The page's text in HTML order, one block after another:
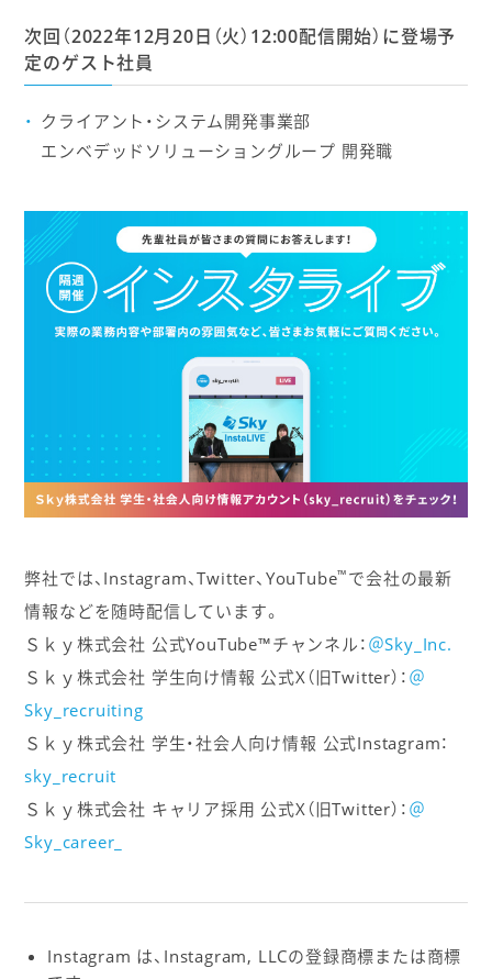
次回（2022年12月20日（火）12:00配信開始）に登場予
定のゲスト社員
クライアント・システム開発事業部
エンベデッドソリューショングループ 開発職
弊社では、Instagram、Twitter、YouTube™ で会社の最新
情報などを随時配信しています。
Ｓｋｙ株式会社 公式YouTube™チャンネル： ＠Sky_Inc.
Ｓｋｙ株式会社 学生向け情報 公式X（旧Twitter）： ＠
Sky_recruiting
Ｓｋｙ株式会社 学生・社会人向け情報 公式Instagram：
sky_recruit
Ｓｋｙ株式会社 キャリア採用 公式X（旧Twitter）： ＠
Sky_career_
Instagram は、Instagram, LLCの登録商標または商標